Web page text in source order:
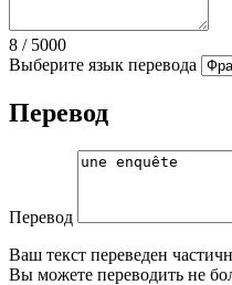
8 / 5000
Выберите язык перевода
Перевод
Перевод
Ваш текст переведен
Вы можете переводить не